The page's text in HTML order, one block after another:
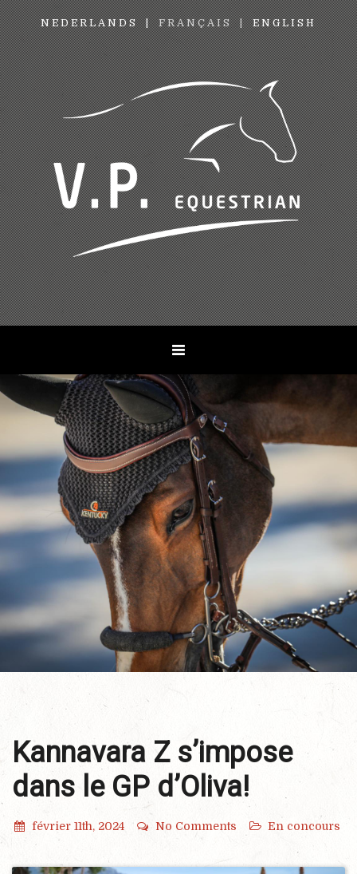
NEDERLANDS FRANÇAIS ENGLISH
Kannavara Z s’impose
dans le GP d’Oliva!
février 11th, 2024 No Comments En concours